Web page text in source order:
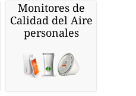
Monitores de
Calidad del Aire
personales